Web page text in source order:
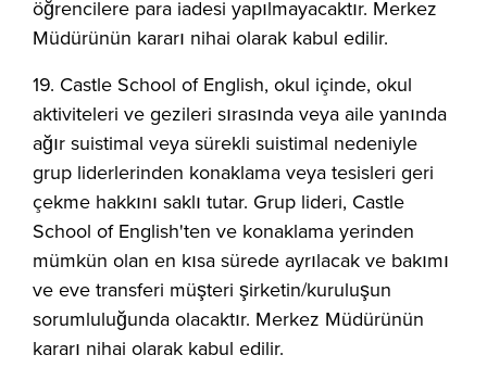
öğrencilere para iadesi yapılmayacaktır. Merkez
Müdürünün kararı nihai olarak kabul edilir.
19. Castle School of English, okul içinde, okul
aktiviteleri ve gezileri sırasında veya aile yanında
ağır suistimal veya sürekli suistimal nedeniyle
grup liderlerinden konaklama veya tesisleri geri
çekme hakkını saklı tutar. Grup lideri, Castle
School of English'ten ve konaklama yerinden
mümkün olan en kısa sürede ayrılacak ve bakımı
ve eve transferi müşteri şirketin/kuruluşun
sorumluluğunda olacaktır. Merkez Müdürünün
kararı nihai olarak kabul edilir.